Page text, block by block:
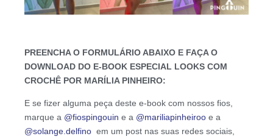
PREENCHA O FORMULÁRIO ABAIXO E FAÇA O
DOWNLOAD DO E-BOOK ESPECIAL LOOKS COM
CROCHÊ POR MARÍLIA PINHEIRO:
E se fizer alguma peça deste e-book com nossos fios,
marque a @fiospingouin e a @mariliapinheiroo e a
@solange.delfino em um post nas suas redes sociais,